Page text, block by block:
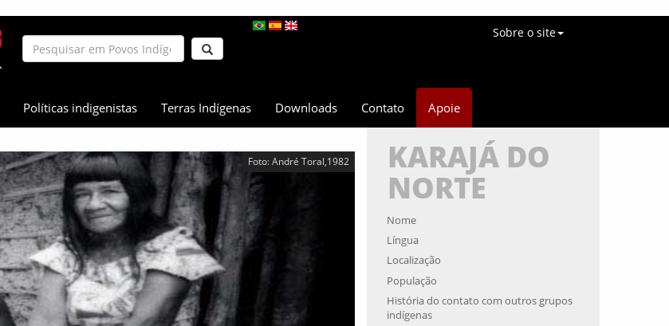
Sobre o site
Políticas indigenistas Terras Indígenas Downloads Contato Apoie
Foto: André Toral,1982 KARAJÁ DO
NORTE
Nome
Língua
Localização
População
História do contato com outros grupos
indígenas